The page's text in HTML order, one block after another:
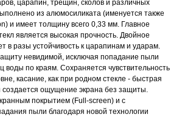
царапин, трещин, сколов и различных
из алюмосиликата (именуется также
и имеет толщину всего 0,33 мм. Главное
является высокая прочность. Двойное
в разы устойчивость к царапинам и ударам.
невидимой, исключая попадание пыли
воды по краям. Сохраняется чувствительность
касание, как при родном стекле - быстрая
создается ощущение экрана без защиты.
покрытием (Full-screen) и с
пыли благодаря новой технологии